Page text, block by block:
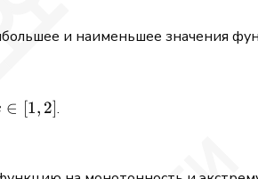
и наименьшее значения
∈ [1, 2].